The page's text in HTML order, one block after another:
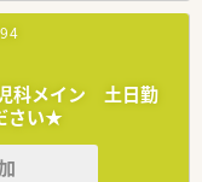
児科メイン 土日勤
さい★